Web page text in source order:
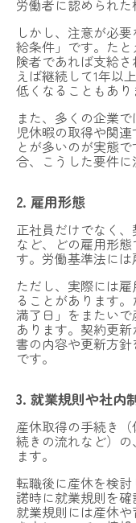
労働者に認められた
しかし、注意が必
給条件」です。た
険者であれば支給
えば継続して1年以
低くなることもあり
また、多くの企業
児休暇の取得や関
とが多いのが実態
合、こうした要件に
2. 雇用形態
正社員だけでなく
など、どの雇用形
す。労働基準法には
ただし、実際には
ることがあります
満了日」をまたい
あります。契約更
書の内容や更新方
です。
3. 就業規則や社内
産休取得の手続き
続きの流れなど）
ます。
転職後に産休を検
諾時に就業規則を確
就業規則には産休